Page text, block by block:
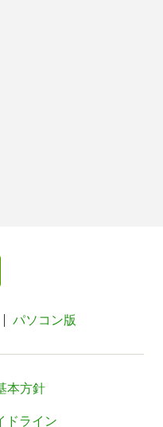
パソコン版
本方針
ドライン